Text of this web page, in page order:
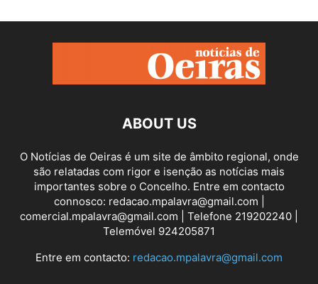
ABOUT US
O Notícias de Oeiras é um site de âmbito regional, onde
são relatadas com rigor e isenção as notícias mais
importantes sobre o Concelho. Entre em contacto
connosco: redacao.mpalavra@gmail.com |
comercial.mpalavra@gmail.com | Telefone 219202240 |
Telemóvel 924205871
Entre em contacto: redacao.mpalavra@gmail.com